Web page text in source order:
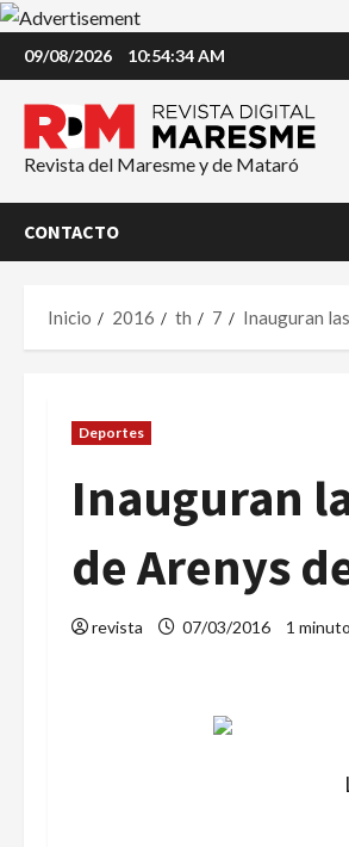
Saltar
al
contenido
09/08/2026 10:54:34 AM
Revista del Maresme y de Mataró
CONTACTO
Inicio 2016 th 7 Inauguran
Deportes
Inauguran
de Arenys
revista 07/03/2016 1